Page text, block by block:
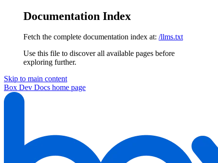
Documentation Index
Fetch the complete documentation index at: /llms.txt
Use this file to discover all available pages before
exploring further.
Skip to main content
Box Dev Docs home page